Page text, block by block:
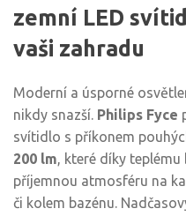
zemní LED
vaši zahradu
Moderní a úsporné
nikdy snazší. Philips Fyce
svítidlo s příkonem
200 lm, které díky teplému
příjemnou atmosféru na
či kolem bazénu.